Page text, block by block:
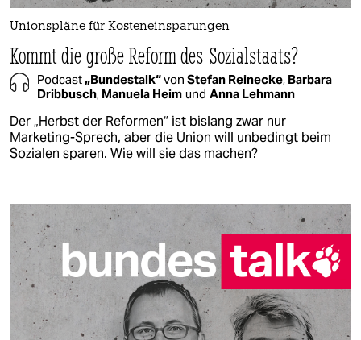
Unionspläne für Kosteneinsparungen
Kommt die große Reform des Sozialstaats?
Podcast„Bundestalk“von Stefan Reinecke, Barbara
Dribbusch, Manuela Heim und Anna Lehmann
Der „Herbst der Reformen“ ist bislang zwar nur
Marketing-Sprech, aber die Union will unbedingt beim
Sozialen sparen. Wie will sie das machen?